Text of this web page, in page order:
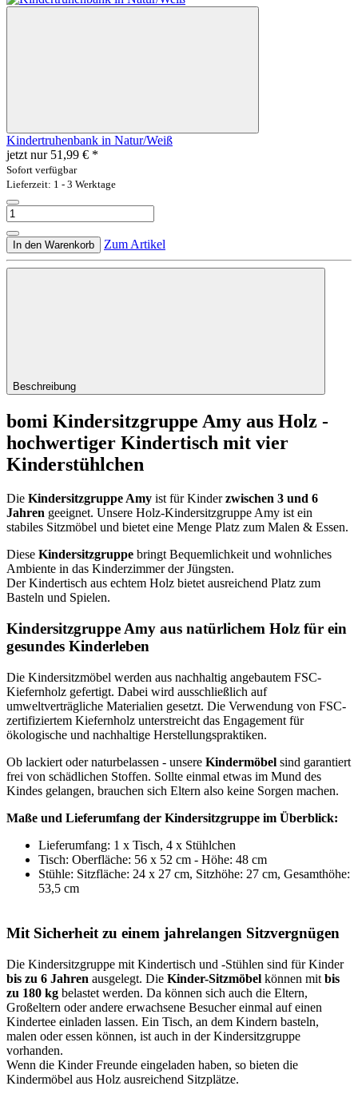
Kindertruhenbank in Natur/Weiß
jetzt nur 51,99 € *
Sofort verfügbar
Lieferzeit: 1 - 3 Werktage
In den Warenkorb Zum Artikel
Beschreibung
bomi Kindersitzgruppe Amy aus Holz -
hochwertiger Kindertisch mit vier
Kinderstühlchen
Die Kindersitzgruppe Amy ist für Kinderzwischen 3 und 6
Jahren geeignet. Unsere Holz-Kindersitzgruppe Amy ist ein
stabiles Sitzmöbel und bietet eine Menge Platz zum Malen & Essen.
Diese Kindersitzgruppe bringt Bequemlichkeit und wohnliches
Ambiente in das Kinderzimmer der Jüngsten.
Der Kindertisch aus echtem Holz bietet ausreichend Platz zum
Basteln und Spielen.
Kindersitzgruppe Amy aus natürlichem Holz für ein
gesundes Kinderleben
Die Kindersitzmöbel werden aus nachhaltig angebautem FSC-
Kiefernholz gefertigt. Dabei wird ausschließlich auf
umweltverträgliche Materialien gesetzt. Die Verwendung von FSC-
zertifiziertem Kiefernholz unterstreicht das Engagement für
ökologische und nachhaltige Herstellungspraktiken.
Ob lackiert oder naturbelassen - unsere Kindermöbel sind garantiert
frei von schädlichen Stoffen. Sollte einmal etwas im Mund des
Kindes gelangen, brauchen sich Eltern also keine Sorgen machen.
Maße und Lieferumfang der Kindersitzgruppe im Überblick:
Lieferumfang: 1 x Tisch, 4 x Stühlchen
Tisch: Oberfläche: 56 x 52 cm - Höhe: 48 cm
Stühle: Sitzfläche: 24 x 27 cm, Sitzhöhe: 27 cm, Gesamthöhe:
53,5 cm
Mit Sicherheit zu einem jahrelangen Sitzvergnügen
Die Kindersitzgruppe mit Kindertisch und -Stühlen sind für Kinder
bis zu 6 Jahren ausgelegt. Die Kinder-Sitzmöbel können mit bis
zu 180 kg belastet werden. Da können sich auch die Eltern,
Großeltern oder andere erwachsene Besucher einmal auf einen
Kindertee einladen lassen. Ein Tisch, an dem Kindern basteln,
malen oder essen können, ist auch in der Kindersitzgruppe
vorhanden.
Wenn die Kinder Freunde eingeladen haben, so bieten die
Kindermöbel aus Holz ausreichend Sitzplätze.